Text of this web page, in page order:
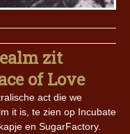
zit
of Love
act die we
it is, te zien op Incubate
en SugarFactory.